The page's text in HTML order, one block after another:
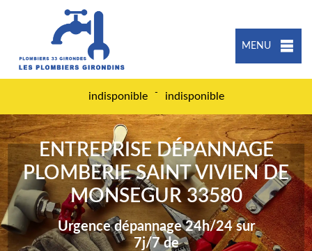
MENU
indisponible - indisponible
ENTREPRISE DÉPANNAGE
PLOMBERIE SAINT VIVIEN DE
MONSEGUR 33580
Urgence dépannage 24h/24 sur
7j/7 de